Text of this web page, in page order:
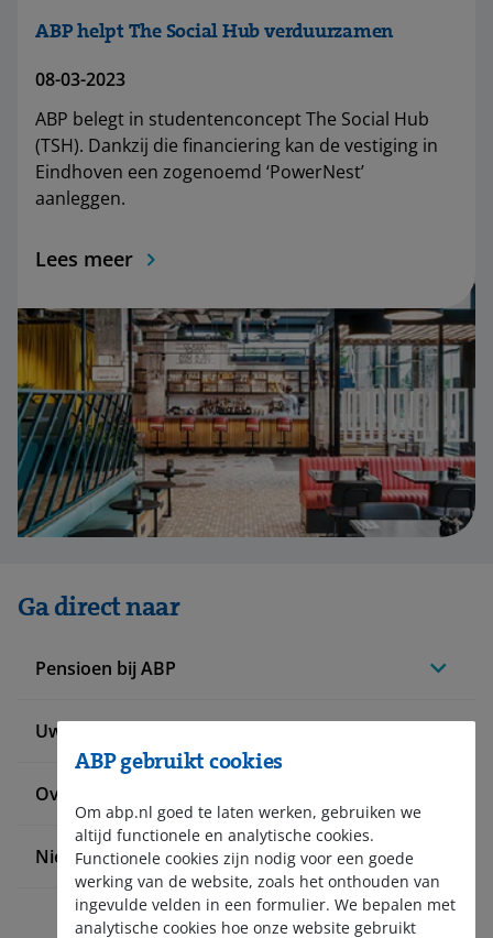
ABP helpt The Social Hub verduurzamen
08-03-2023
ABP belegt in studentenconcept The Social Hub
(TSH). Dankzij die financiering kan de vestiging in
Eindhoven een zogenoemd ‘PowerNest’
aanleggen.
Lees meer
Ga direct naar
Pensioen bij ABP
Uw situatie verandert
Over ABP
Nieuws en pers
ABP gebruikt cookies
Om abp.nl goed te laten werken, gebruiken we
altijd functionele en analytische cookies.
Functionele cookies zijn nodig voor een goede
werking van de website, zoals het onthouden van
ingevulde velden in een formulier. We bepalen met
analytische cookies hoe onze website gebruikt